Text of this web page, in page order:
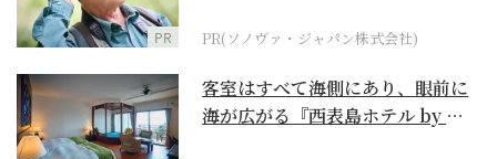
PR PR(ソノヴァ・ジャパン株式会社)
客室はすべて海側にあり、眼前に
海が広がる『西表島ホテル by 星